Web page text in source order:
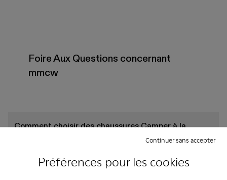
Préférences pour les cookies
Continuer sans accepter
Foire Aux Questions concernant
mmcw
Comment choisir des chaussures Camper à la
Quelle est la garantie sur les mmcw - Chaussures